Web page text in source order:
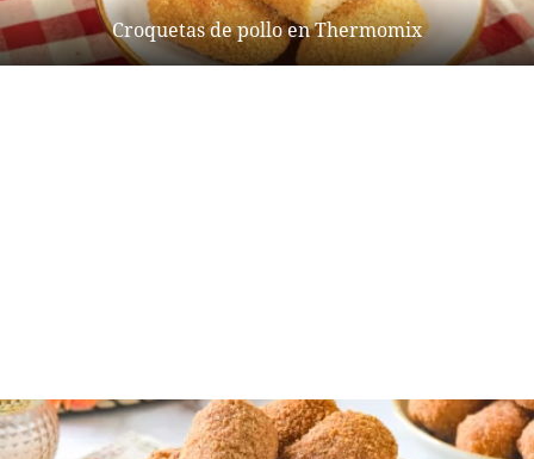
Croquetas de pollo en Thermomix